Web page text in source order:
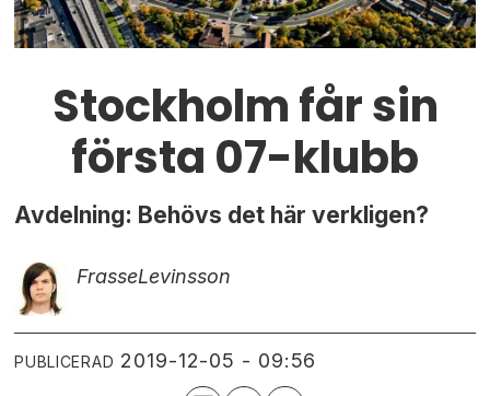
Stockholm får sin
första 07-klubb
Avdelning: Behövs det här verkligen?
FrasseLevinsson
PUBLICERAD 2019-12-05 - 09:56